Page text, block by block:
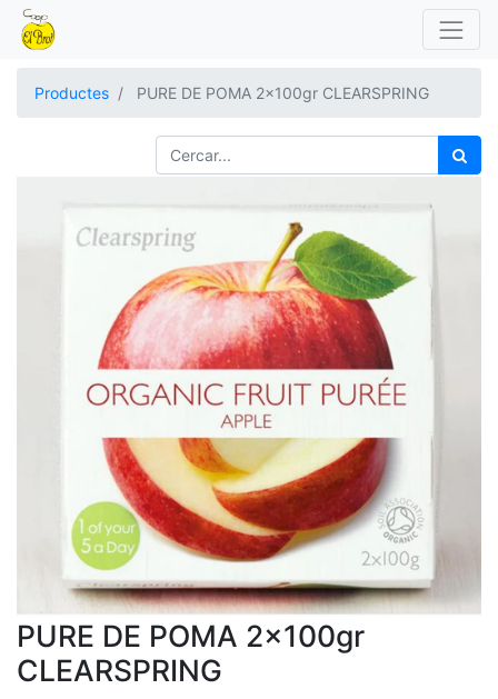
Productes PURE DE POMA 2x100gr CLEARSPRING
PURE DE POMA 2x100gr
CLEARSPRING